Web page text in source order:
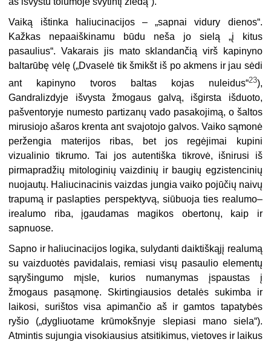
Vaiką ištinka haliucinacijos – „sapnai vidury dienos“.
Kažkas nepaaiškinamu būdu neša jo sielą „į kitus
pasaulius“. Vakarais jis mato sklandančią virš kapinyno
baltarūbę vėlę („Dvaselė tik šmikšt iš po akmens ir jau sėdi
ant kapinyno tvoros baltas kojas nuleidus“23),
Gandralizdyje išvysta žmogaus galvą, išgirsta išduoto,
pašventoryje numesto partizanų vado pasakojimą, o šaltos
mirusiojo ašaros krenta ant svajotojo galvos. Vaiko sąmonė
peržengia materijos ribas, bet jos regėjimai kupini
vizualinio tikrumo. Tai jos autentiška tikrovė, išnirusi iš
pirmapradžių mitologinių vaizdinių ir baugių egzistencinių
nuojautų. Haliucinacinis vaizdas jungia vaiko pojūčių naivų
trapumą ir paslapties perspektyvą, siūbuoja ties realumo–
irealumo riba, įgaudamas magikos obertonų, kaip ir
sapnuose.
Sapno ir haliucinacijos logika, sulydanti daiktiškąjį realumą
su vaizduotės pavidalais, remiasi visų pasaulio elementų
sąryšingumo mįsle, kurios numanymas įspaustas į
žmogaus pasąmonę. Skirtingiausios detalės sukimba ir
laikosi, surištos visa apimančio aš ir gamtos tapatybės
ryšio („dygliuotame krūmokšnyje slepiasi mano siela“).
Atmintis sujungia visokiausius atsitikimus, vietoves ir laikus